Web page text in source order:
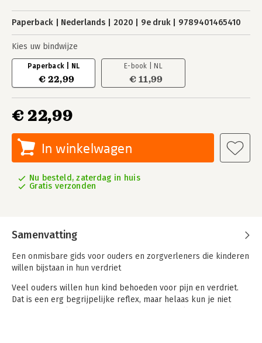
Paperback Nederlands 2020 9e druk 9789401465410
Kies uw bindwijze
Paperback | NL
€ 22,99
E-book | NL
€ 11,99
€ 22,99
In winkelwagen
Nu besteld, zaterdag in huis
Gratis verzonden
Samenvatting
Een onmisbare gids voor ouders en zorgverleners die kinderen
willen bijstaan in hun verdriet
Veel ouders willen hun kind behoeden voor pijn en verdriet.
Dat is een erg begrijpelijke reflex, maar helaas kun je niet